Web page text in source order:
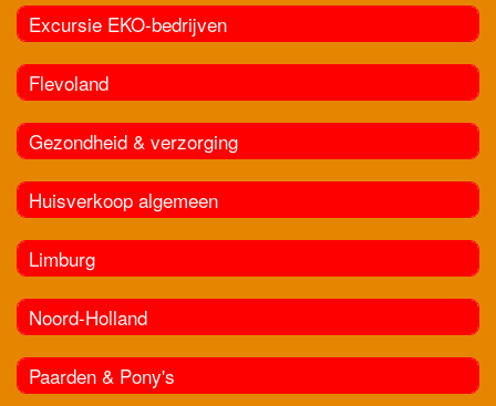
Excursie EKO-bedrijven
Flevoland
Gezondheid & verzorging
Huisverkoop algemeen
Limburg
Noord-Holland
Paarden & Pony's